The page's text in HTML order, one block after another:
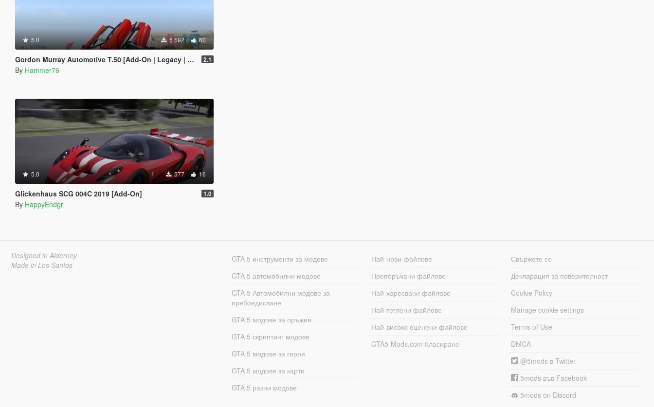
5.0 6 592 60
Gordon Murray Automotive T.50 [Add-On | Legacy | Enhanced] 2.1
By Hammer76
5.0 577 16
Glickenhaus SCG 004C 2019 [Add-On] 1.0
By HappyEndgr
Designed in Alderney
Made in Los Santos
GTA 5 инструменти за модове
GTA 5 автомобилни модове
GTA 5 Автомобилни модове за
пребоядисване
GTA 5 модове за оръжия
GTA 5 скриптинг модове
GTA 5 модове за героя
GTA 5 модове за карти
GTA 5 разни модове
Най-нови файлове
Препоръчани файлове
Най-харесвани файлове
Най-теглени файлове
Най-високо оценени файлове
GTA5-Mods.com Класиране
Свържете се
Декларация за поверителност
Cookie Policy
Manage cookie settings
Terms of Use
DMCA
@5mods в Twitter
5mods във Facebook
5mods on Discord